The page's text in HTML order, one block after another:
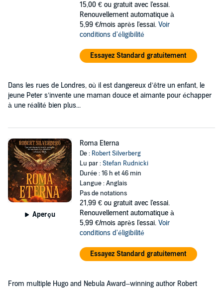
15,00 € ou gratuit avec l'essai.
Renouvellement automatique à
5,99 €/mois après l'essai. Voir
conditions d'éligibilité
Essayez Standard gratuitement
Dans les rues de Londres, où il est dangereux d’être un enfant, le
jeune Peter s’invente une maman douce et aimante pour échapper
à une réalité bien plus...
Aperçu
Roma Eterna
De : Robert Silverberg
Lu par :Stefan Rudnicki
Durée : 16 h et 46 min
Langue : Anglais
Pas de notations
21,99 € ou gratuit avec l'essai.
Renouvellement automatique à
5,99 €/mois après l'essai. Voir
conditions d'éligibilité
Essayez Standard gratuitement
From multiple Hugo and Nebula Award–winning author Robert